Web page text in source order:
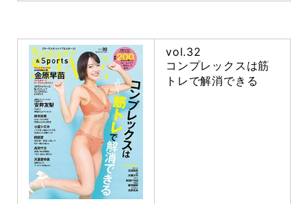
vol.32
コンプレックスは筋
トレで解消できる